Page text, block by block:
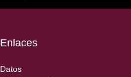
Enlaces
Datos